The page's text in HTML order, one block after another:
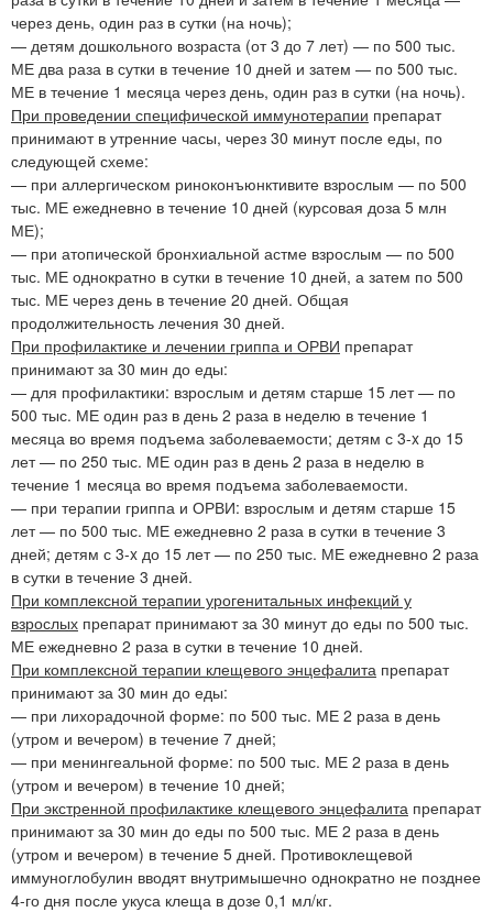
через день, один раз в сутки (на ночь);
— детям дошкольного возраста (от 3 до 7 лет) — по 500 тыс.
МЕ два раза в сутки в течение 10 дней и затем — по 500 тыс.
МЕ в течение 1 месяца через день, один раз в сутки (на ночь).
При проведении специфической иммунотерапии препарат
принимают в утренние часы, через 30 минут после еды, по
следующей схеме:
— при аллергическом риноконъюнктивите взрослым — по 500
тыс. МЕ ежедневно в течение 10 дней (курсовая доза 5 млн
МЕ);
— при атопической бронхиальной астме взрослым — по 500
тыс. МЕ однократно в сутки в течение 10 дней, а затем по 500
тыс. МЕ через день в течение 20 дней. Общая
продолжительность лечения 30 дней.
При профилактике и лечении гриппа и ОРВИ препарат
принимают за 30 мин до еды:
— для профилактики: взрослым и детям старше 15 лет — по
500 тыс. МЕ один раз в день 2 раза в неделю в течение 1
месяца во время подъема заболеваемости; детям с 3-x до 15
лет — по 250 тыс. МЕ один раз в день 2 раза в неделю в
течение 1 месяца во время подъема заболеваемости.
— при терапии гриппа и ОРВИ: взрослым и детям старше 15
лет — по 500 тыс. МЕ ежедневно 2 раза в сутки в течение 3
дней; детям с 3-x до 15 лет — по 250 тыс. МЕ ежедневно 2 раза
в сутки в течение 3 дней.
При комплексной терапии урогенитальных инфекций у
взрослых препарат принимают за 30 минут до еды по 500 тыс.
МЕ ежедневно 2 раза в сутки в течение 10 дней.
При комплексной терапии клещевого энцефалита препарат
принимают за 30 мин до еды:
— при лихорадочной форме: по 500 тыс. МЕ 2 раза в день
(утром и вечером) в течение 7 дней;
— при менингеальной форме: по 500 тыс. МЕ 2 раза в день
(утром и вечером) в течение 10 дней;
При экстренной профилактике клещевого энцефалита препарат
принимают за 30 мин до еды по 500 тыс. МЕ 2 раза в день
(утром и вечером) в течение 5 дней. Противоклещевой
иммуноглобулин вводят внутримышечно однократно не позднее
4-го дня после укуса клеща в дозе 0,1 мл/кг.